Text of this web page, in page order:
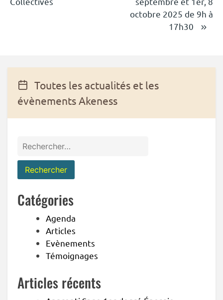
l’article
octobre 2025 de 9h à
17h30
Toutes les actualités et les
évènements Akeness
Rechercher :
Catégories
Agenda
Articles
Evènements
Témoignages
Articles récents